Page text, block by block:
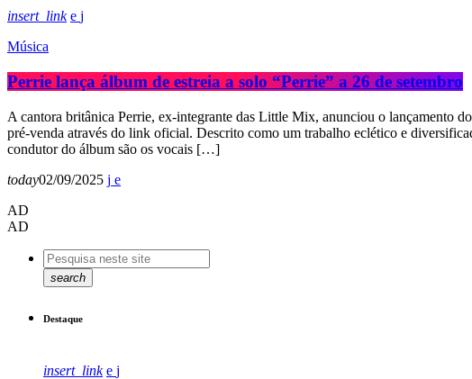
insert_link
Música
Perrie lança álbum de estreia a solo “Perrie” a 26 de setembro
A cantora britânica Perrie, ex-integrante das Little Mix, anunciou o lançamento
pré-venda através do link oficial. Descrito como um trabalho eclético e
condutor do álbum são os vocais […]
today02/09/2025
AD
AD
search
Destaque
insert_link